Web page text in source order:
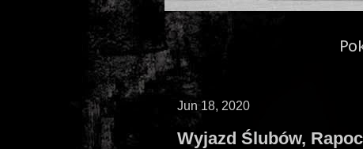
Jun 18, 2020
Wyjazd Ślubów,